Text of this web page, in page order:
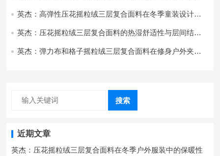
英杰：高弹性压花摇粒绒三层复合面料在冬季童装设计中
英杰：压花摇粒绒三层复合面料的热湿舒适性与层间结合
英杰：弹力布和格子摇粒绒三层复合面料在修身户外夹克
搜索
近期文章
英杰：压花摇粒绒三层复合面料在冬季户外服装中的保暖性